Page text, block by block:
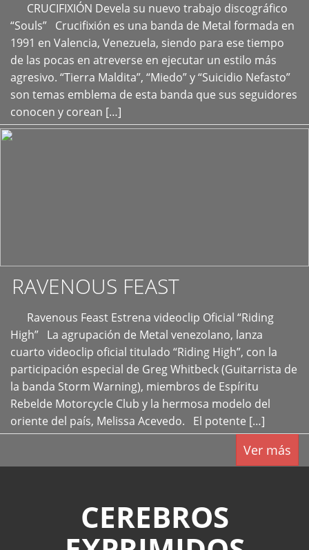
CRUCIFIXIÓN Devela su nuevo trabajo discográfico
“Souls” Crucifixión es una banda de Metal formada en
1991 en Valencia, Venezuela, siendo para ese tiempo
de las pocas en atreverse en ejecutar un estilo más
agresivo. “Tierra Maldita”, “Miedo” y “Suicidio Nefasto”
son temas emblema de esta banda que sus seguidores
conocen y corean […]
+
RAVENOUS FEAST
Ravenous Feast Estrena videoclip Oficial “Riding
High” La agrupación de Metal venezolano, lanza
cuarto videoclip oficial titulado “Riding High”, con la
participación especial de Greg Whitbeck (Guitarrista de
la banda Storm Warning), miembros de Espíritu
Rebelde Motorcycle Club y la hermosa modelo del
oriente del país, Melissa Acevedo. El potente […]
Ver más
CEREBROS